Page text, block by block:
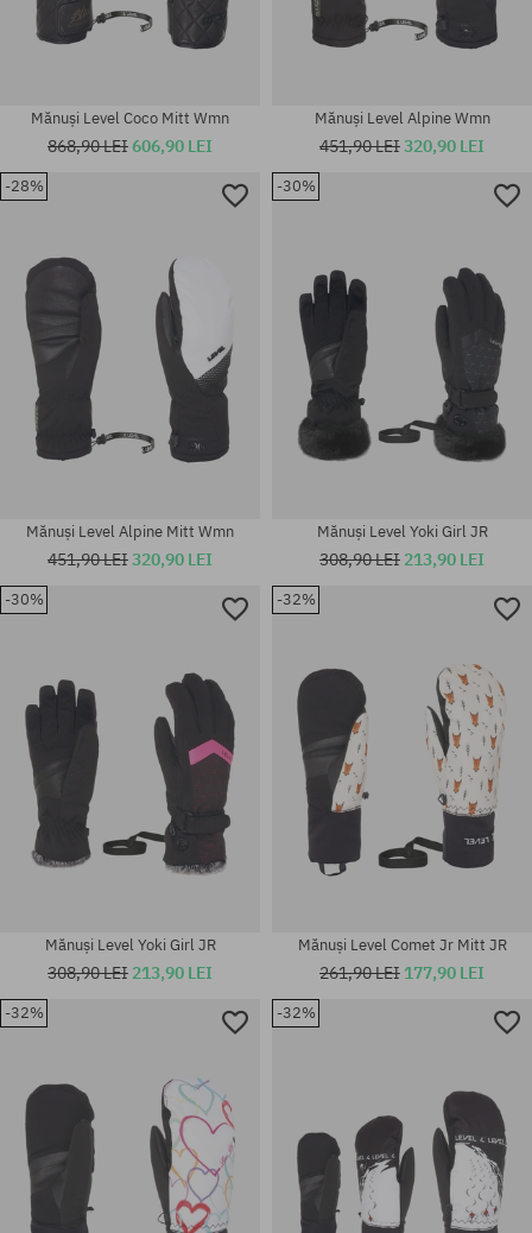
Mănuși Level Coco Mitt Wmn
868,90 LEI606,90 LEI
Mănuși Level Alpine Wmn
451,90 LEI320,90 LEI
-28%
Mănuși Level Alpine Mitt Wmn
451,90 LEI320,90 LEI
-30%
Mănuși Level Yoki Girl JR
308,90 LEI 213,90 LEI
-30%
Mănuși Level Yoki Girl JR
308,90 LEI 213,90 LEI
-32%
Mănuși Level Comet Jr Mitt JR
261,90 LEI 177,90 LEI
-32% -32%